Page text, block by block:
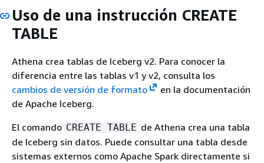
Uso de una instrucción CREATE
TABLE
Athena crea tablas de Iceberg v2. Para conocer la
diferencia entre las tablas v1 y v2, consulta los
cambios de versión de formato
en la documentación
de Apache Iceberg.
El comando CREATE TABLE de Athena crea una tabla
de Iceberg sin datos. Puede consultar una tabla desde
sistemas externos como Apache Spark directamente si